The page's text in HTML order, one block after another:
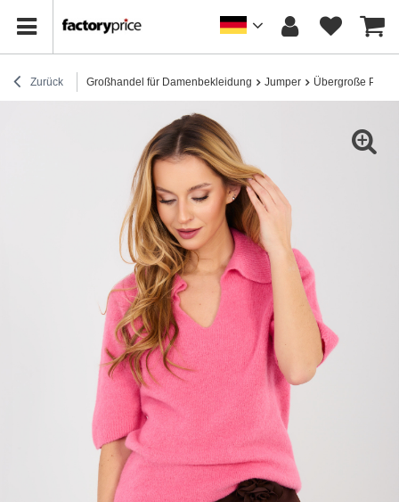
Zurück Großhandel für Damenbekleidung Jumper Übergroße